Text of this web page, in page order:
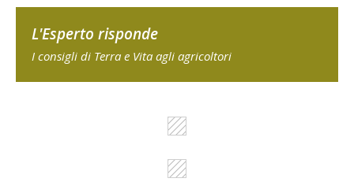
L'Esperto risponde
I consigli di Terra e Vita agli agricoltori